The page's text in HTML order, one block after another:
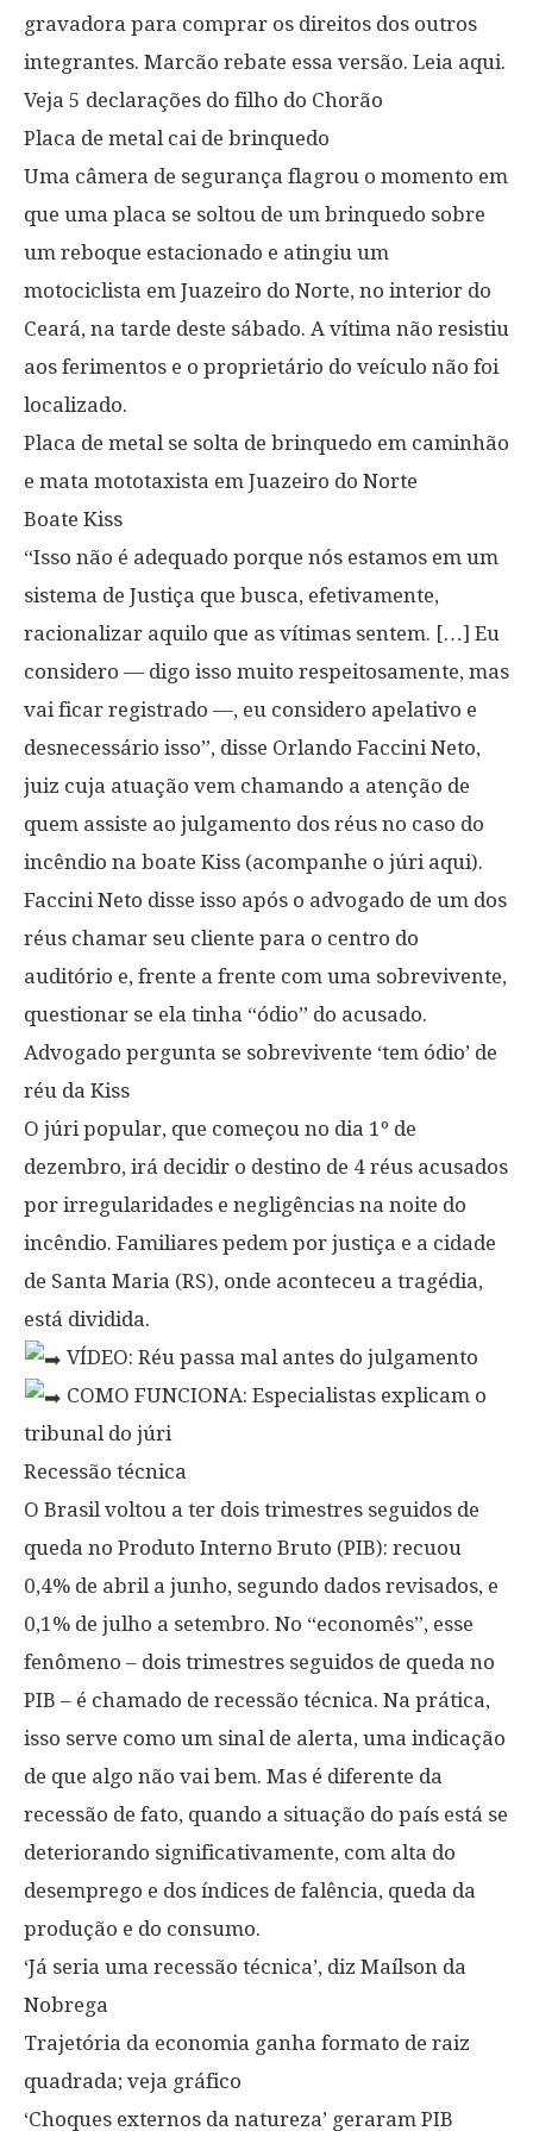
gravadora para comprar os direitos dos outros
integrantes. Marcão rebate essa versão. Leia aqui.
Veja 5 declarações do filho do Chorão
Placa de metal cai de brinquedo
Uma câmera de segurança flagrou o momento em
que uma placa se soltou de um brinquedo sobre
um reboque estacionado e atingiu um
motociclista em Juazeiro do Norte, no interior do
Ceará, na tarde deste sábado. A vítima não resistiu
aos ferimentos e o proprietário do veículo não foi
localizado.
Placa de metal se solta de brinquedo em caminhão
e mata mototaxista em Juazeiro do Norte
Boate Kiss
“Isso não é adequado porque nós estamos em um
sistema de Justiça que busca, efetivamente,
racionalizar aquilo que as vítimas sentem. […] Eu
considero — digo isso muito respeitosamente, mas
vai ficar registrado —, eu considero apelativo e
desnecessário isso”, disse Orlando Faccini Neto,
juiz cuja atuação vem chamando a atenção de
quem assiste ao julgamento dos réus no caso do
incêndio na boate Kiss (acompanhe o júri aqui).
Faccini Neto disse isso após o advogado de um dos
réus chamar seu cliente para o centro do
auditório e, frente a frente com uma sobrevivente,
questionar se ela tinha “ódio” do acusado.
Advogado pergunta se sobrevivente ‘tem ódio’ de
réu da Kiss
O júri popular, que começou no dia 1º de
dezembro, irá decidir o destino de 4 réus acusados
por irregularidades e negligências na noite do
incêndio. Familiares pedem por justiça e a cidade
de Santa Maria (RS), onde aconteceu a tragédia,
está dividida.
VÍDEO: Réu passa mal antes do julgamento
COMO FUNCIONA: Especialistas explicam o
tribunal do júri
Recessão técnica
O Brasil voltou a ter dois trimestres seguidos de
queda no Produto Interno Bruto (PIB): recuou
0,4% de abril a junho, segundo dados revisados, e
0,1% de julho a setembro. No “economês”, esse
fenômeno – dois trimestres seguidos de queda no
PIB – é chamado de recessão técnica. Na prática,
isso serve como um sinal de alerta, uma indicação
de que algo não vai bem. Mas é diferente da
recessão de fato, quando a situação do país está se
deteriorando significativamente, com alta do
desemprego e dos índices de falência, queda da
produção e do consumo.
‘Já seria uma recessão técnica’, diz Maílson da
Nobrega
Trajetória da economia ganha formato de raiz
quadrada; veja gráfico
‘Choques externos da natureza’ geraram PIB